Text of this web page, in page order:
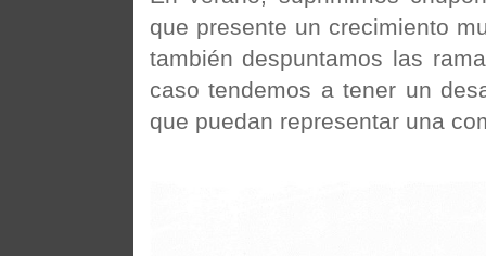
que presente un crecimiento
también despuntamos las
caso tendemos a tener un
que puedan representar una